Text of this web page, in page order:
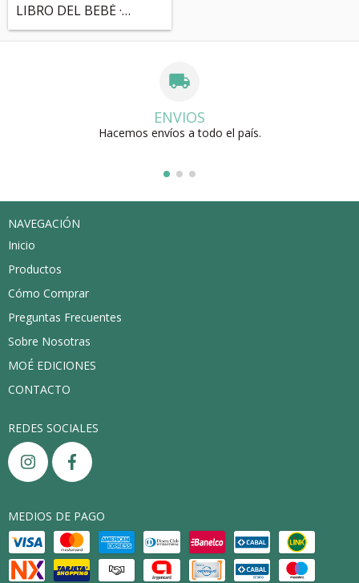
LIBRO DEL BEBÉ · Genérico · NENE
ENVIOS
Hacemos envíos a todo el país.
NAVEGACIÓN
Inicio
Productos
Cómo Comprar
Preguntas Frecuentes
Sobre Nosotras
MOÉ EDICIONES
CONTACTO
REDES SOCIALES
MEDIOS DE PAGO